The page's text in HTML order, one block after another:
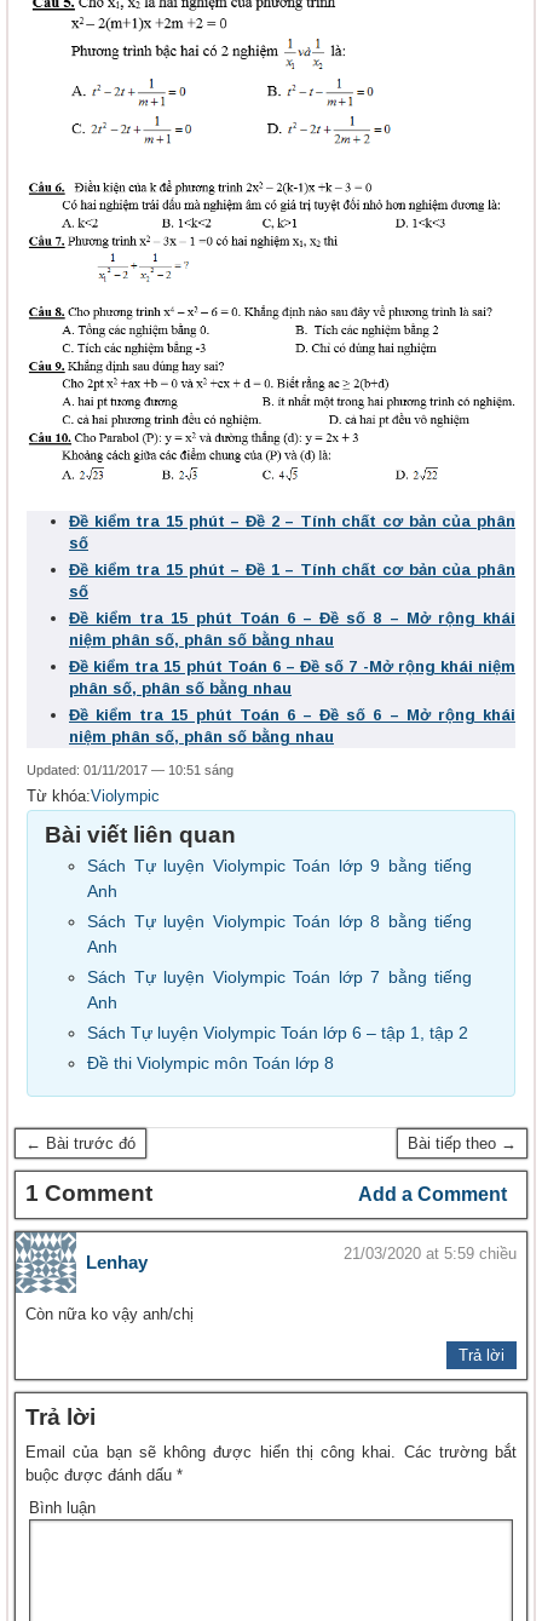
Đề kiểm tra 15 phút – Đề 2 – Tính chất cơ bản của phân
số
Đề kiểm tra 15 phút – Đề 1 – Tính chất cơ bản của phân
số
Đề kiểm tra 15 phút Toán 6 – Đề số 8 – Mở rộng khái
niệm phân số, phân số bằng nhau
Đề kiểm tra 15 phút Toán 6 – Đề số 7 -Mở rộng khái niệm
phân số, phân số bằng nhau
Đề kiểm tra 15 phút Toán 6 – Đề số 6 – Mở rộng khái
niệm phân số, phân số bằng nhau
Updated: 01/11/2017 — 10:51 sáng
Từ khóa:Violympic
Bài viết liên quan
Sách Tự luyện Violympic Toán lớp 9 bằng tiếng
Anh
Sách Tự luyện Violympic Toán lớp 8 bằng tiếng
Anh
Sách Tự luyện Violympic Toán lớp 7 bằng tiếng
Anh
Sách Tự luyện Violympic Toán lớp 6 – tập 1, tập 2
Đề thi Violympic môn Toán lớp 8
← Bài trước đó Bài tiếp theo →
1 Comment Add a Comment
Lenhay 21/03/2020 at 5:59 chiều
Còn nữa ko vậy anh/chị
Trả lời
Trả lời
Email của bạn sẽ không được hiển thị công khai. Các trường bắt
buộc được đánh dấu *
Bình luận